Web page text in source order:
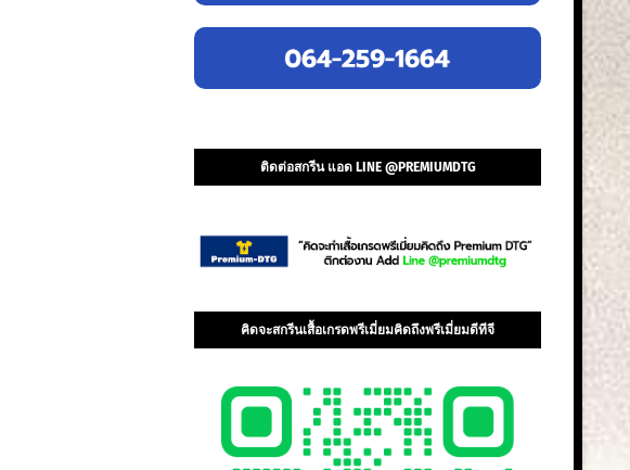
ติดต่อสกรีน แอด LINE @PREMIUMDTG
คิดจะสกรีนเสื้อเกรดพรีเมี่ยมคิดถึงพรีเมี่ยมดีทีจี